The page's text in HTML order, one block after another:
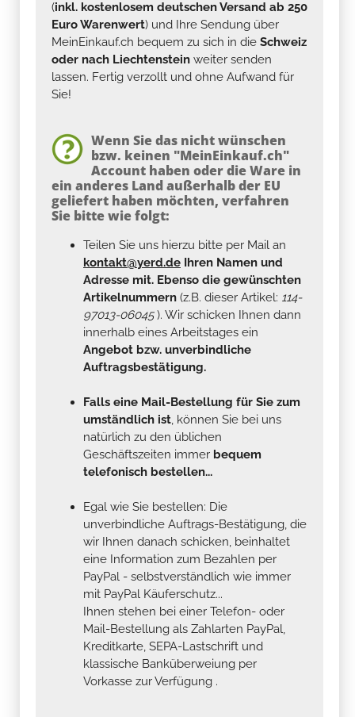
(inkl. kostenlosem deutschen Versand ab 250
Euro Warenwert) und Ihre Sendung über
MeinEinkauf.ch bequem zu sich in die Schweiz
oder nach Liechtenstein weiter senden
lassen. Fertig verzollt und ohne Aufwand für
Sie!
Wenn Sie das nicht wünschen
bzw. keinen "MeinEinkauf.ch"
Account haben oder die Ware in
ein anderes Land außerhalb der EU
geliefert haben möchten, verfahren
Sie bitte wie folgt:
Teilen Sie uns hierzu bitte per Mail an
kontakt@yerd.de Ihren Namen und
Adresse mit. Ebenso die gewünschten
Artikelnummern (z.B. dieser Artikel: 114-
97013-06045). Wir schicken Ihnen dann
innerhalb eines Arbeitstages ein
Angebot bzw. unverbindliche
Auftragsbestätigung.
Falls eine Mail-Bestellung für Sie zum
umständlich ist, können Sie bei uns
natürlich zu den üblichen
Geschäftszeiten immer bequem
telefonisch bestellen...
Egal wie Sie bestellen: Die
unverbindliche Auftrags-Bestätigung, die
wir Ihnen danach schicken, beinhaltet
eine Information zum Bezahlen per
PayPal - selbstverständlich wie immer
mit PayPal Käuferschutz...
Ihnen stehen bei einer Telefon- oder
Mail-Bestellung als Zahlarten PayPal,
Kreditkarte, SEPA-Lastschrift und
klassische Banküberweiung per
Vorkasse zur Verfügung .